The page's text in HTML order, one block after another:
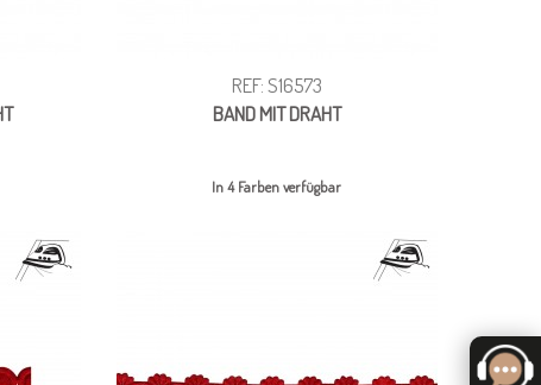
REF: S16573
BAND MIT DRAHT
In 4 Farben verfügbar